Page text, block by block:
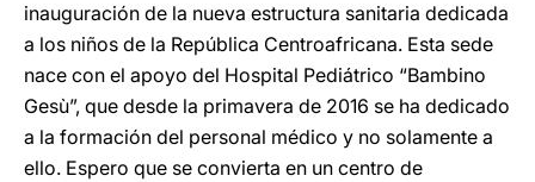
inauguración de la nueva estructura sanitaria dedicada
a los niños de la República Centroafricana. Esta sede
nace con el apoyo del Hospital Pediátrico “Bambino
Gesù”, que desde la primavera de 2016 se ha dedicado
a la formación del personal médico y no solamente a
ello. Espero que se convierta en un centro de